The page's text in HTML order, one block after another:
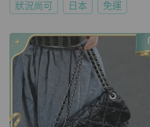
狀況尚可 日本 免運